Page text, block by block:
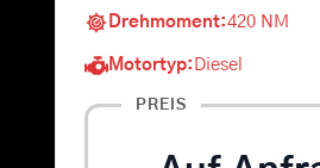
Drehmoment:420 NM
Motortyp: Diesel
PREIS